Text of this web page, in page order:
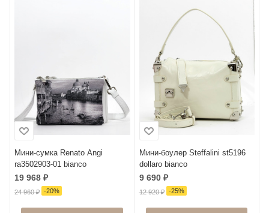
Мини-сумка Renato Angi
ra3502903-01 bianco
19 968 ₽
24 960₽ -20%
Мини-боулер Steffalini st5196
dollaro bianco
9 690₽
12 920₽ -25%